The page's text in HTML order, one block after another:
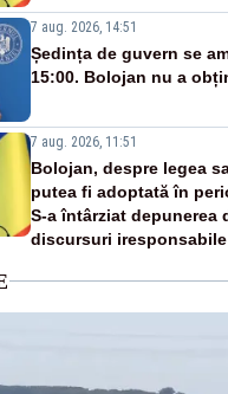
7 aug. 2026, 14:51
Ședința de guvern se
15:00. Bolojan nu a
7 aug. 2026, 11:51
Bolojan, despre legea
putea fi adoptată în
S-a întârziat depunerea
discursuri